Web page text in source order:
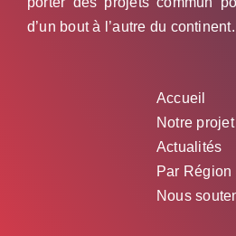
d’un bout à l’autre du continent.
Accueil
Notre projet
Actualités
Par Région
Nous